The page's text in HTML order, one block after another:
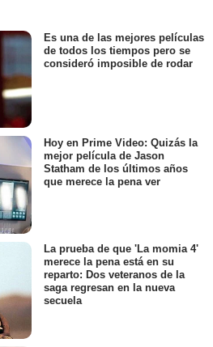
Es una de las mejores películas
de todos los tiempos pero se
consideró imposible de rodar
Hoy en Prime Video: Quizás la
mejor película de Jason
Statham de los últimos años
que merece la pena ver
La prueba de que 'La momia 4'
merece la pena está en su
reparto: Dos veteranos de la
saga regresan en la nueva
secuela